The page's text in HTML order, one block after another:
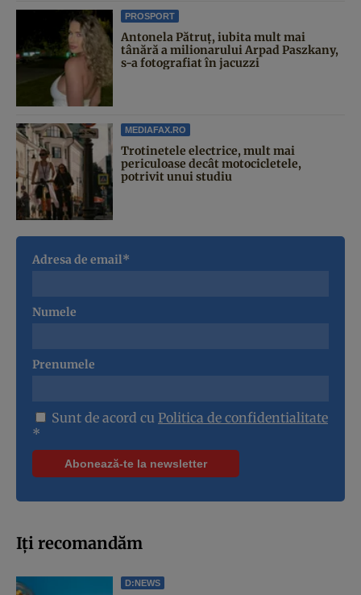
PROSPORT
Antonela Pătruț, iubita mult mai
tânără a milionarului Arpad Paszkany,
s-a fotografiat în jacuzzi
MEDIAFAX.RO
Trotinetele electrice, mult mai
periculoase decât motocicletele,
potrivit unui studiu
Adresa de email*
Numele
Prenumele
Sunt de acord cu Politica de confidentialitate
*
Iți recomandăm
D:NEWS